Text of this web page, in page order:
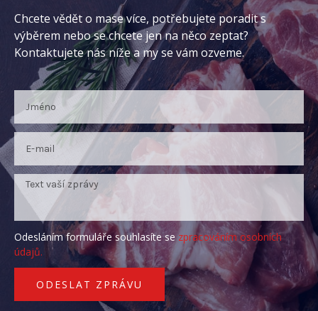
Chcete vědět o mase více, potřebujete poradit s
výběrem nebo se chcete jen na něco zeptat?
Kontaktujete nás níže a my se vám ozveme.
Odesláním formuláře souhlasíte sezpracováním osobních
údajů.
ODESLAT ZPRÁVU